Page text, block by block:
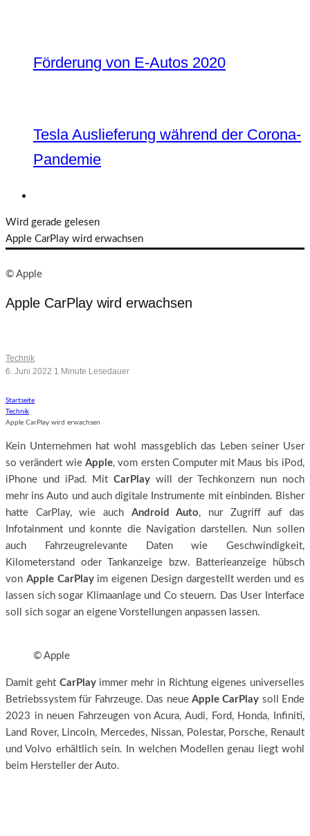
Förderung von E-Autos 2020
Tesla Auslieferung während der Corona-
Pandemie
Wird gerade gelesen
Apple CarPlay wird erwachsen
© Apple
Apple CarPlay wird erwachsen
Technik
6. Juni 2022 1 Minute Lesedauer
Startseite
Technik
Apple CarPlay wird erwachsen
Kein Unternehmen hat wohl massgeblich das Leben seiner User
so verändert wie Apple, vom ersten Computer mit Maus bis iPod,
iPhone und iPad. MitCarPlay will der Techkonzern nun noch
mehr ins Auto und auch digitale Instrumente mit einbinden. Bisher
hatte CarPlay, wie auch Android Auto, nur Zugriff auf das
Infotainment und konnte die Navigation darstellen. Nun sollen
auch Fahrzeugrelevante Daten wie Geschwindigkeit,
Kilometerstand oder Tankanzeige bzw. Batterieanzeige hübsch
von Apple CarPlayim eigenen Design dargestellt werden und es
lassen sich sogar Klimaanlage und Co steuern. Das User Interface
soll sich sogar an eigene Vorstellungen anpassen lassen.
© Apple
Damit geht CarPlayimmer mehr in Richtung eigenes universelles
Betriebssystem für Fahrzeuge. Das neue Apple CarPlay soll Ende
2023 in neuen Fahrzeugen von Acura, Audi, Ford, Honda, Infiniti,
Land Rover, Lincoln, Mercedes, Nissan, Polestar, Porsche, Renault
und Volvo erhältlich sein. In welchen Modellen genau liegt wohl
beim Hersteller der Auto.